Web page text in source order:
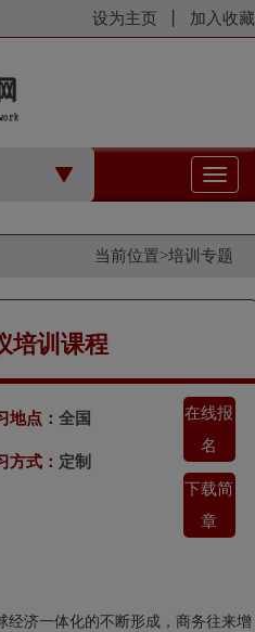
设为主页 加入收藏
切
换
航
当前位置>培训专题
培训课程
地点： 全国
方式： 定制
在线报
名
下载简
章
经济一体化的不断形成，商务往来增